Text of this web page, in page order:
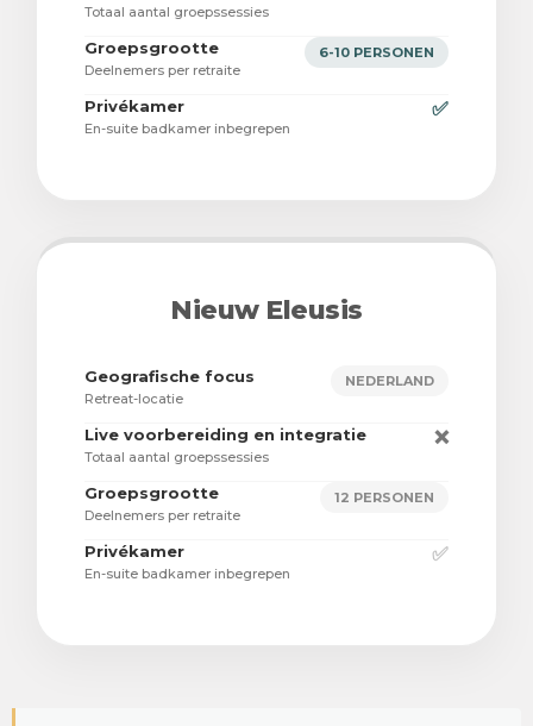
Totaal aantal groepssessies
Groepsgrootte
Deelnemers per retraite
6-10 PERSONEN
Privékamer
En-suite badkamer inbegrepen
✅
Nieuw Eleusis
Geografische focus
Retreat-locatie
NEDERLAND
Live voorbereiding en integratie
Totaal aantal groepssessies
❌
Groepsgrootte
Deelnemers per retraite
12 PERSONEN
Privékamer
En-suite badkamer inbegrepen
✅